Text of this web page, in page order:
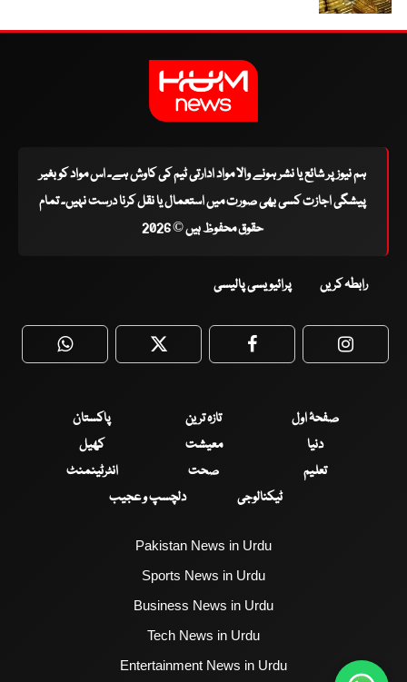
ہم نیوز پر شائع یا نشر ہونے والا مواد ادارتی ٹیم کی کاوش ہے۔ اس مواد کو بغیر
پیشگی اجازت کسی بھی صورت میں استعمال یا نقل کرنا درست نہیں۔ تمام
حقوق محفوظ ہیں © 2026
رابطہ کریں پرائیویسی پالیسی
WhatsApp Twitter Facebook
صفحۂ اول تازہ ترین
پاکستان
دنیا
معیشت
کھیل
تعلیم
صحت
انٹرٹینمنٹ
ٹیکنالوجی
دلچسپ و عجیب
Pakistan News in Urdu
Sports News in Urdu
Business News in Urdu
Tech News in Urdu
Entertainment News in Urdu